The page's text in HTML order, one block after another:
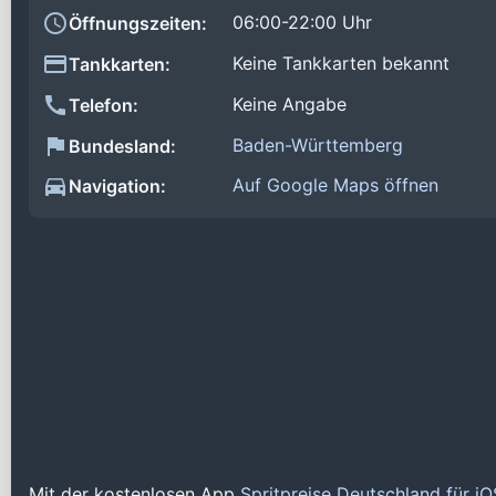
Öffnungszeiten:
06:00-22:00 Uhr
Tankkarten:
Keine Tankkarten bekannt
Telefon:
Keine Angabe
Bundesland:
Baden-Württemberg
Navigation:
Auf Google Maps öffnen